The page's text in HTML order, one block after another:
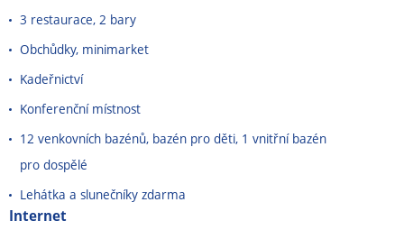
3 restaurace, 2 bary
Obchůdky, minimarket
Kadeřnictví
Konferenční místnost
12 venkovních bazénů, bazén pro děti, 1 vnitřní bazén
pro dospělé
Lehátka a slunečníky zdarma
Internet